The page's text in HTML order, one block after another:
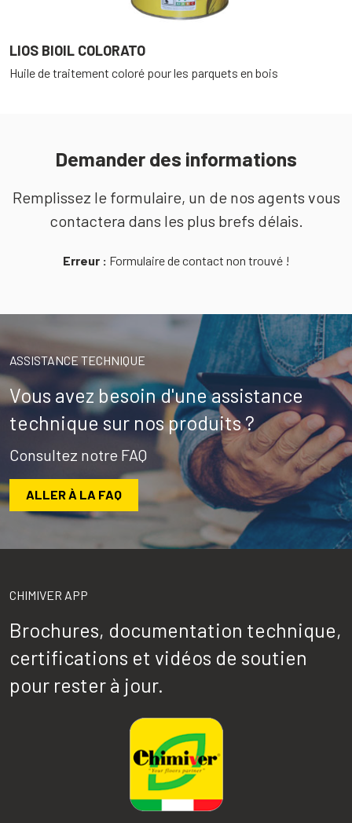
LIOS BIOIL COLORATO
Huile de traitement coloré pour les parquets en bois
Demander des informations
Remplissez le formulaire, un de nos agents vous
contactera dans les plus brefs délais.
Erreur : Formulaire de contact non trouvé !
ASSISTANCE TECHNIQUE
Vous avez besoin d'une assistance
technique sur nos produits ?
Consultez notre FAQ
ALLER À LA FAQ
CHIMIVER APP
Brochures, documentation technique,
certifications et vidéos de soutien
pour rester à jour.